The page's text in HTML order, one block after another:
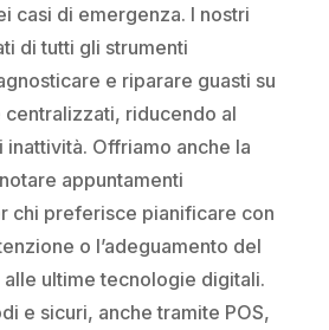
casi di emergenza. I nostri
di tutti gli strumenti
e riparare guasti su
centralizzati, riducendo al
inattività. Offriamo anche la
appuntamenti
chi preferisce pianificare con
o l’adeguamento del
ultime tecnologie digitali.
e sicuri, anche tramite POS,